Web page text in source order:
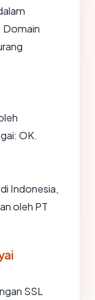
OK.
Indonesia,
oleh PT
SSL